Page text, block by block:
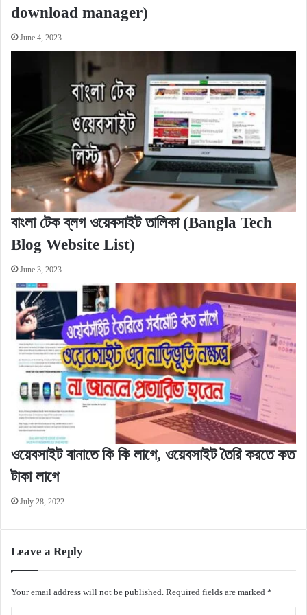
download manager)
June 4, 2023
বাংলা টেক ব্লগ ওয়েবসাইট তালিকা (Bangla Tech
Blog Website List)
June 3, 2023
ওয়েবসাইট বানাতে কি কি লাগে, ওয়েবসাইট তৈরি করতে কত
টাকা লাগে
July 28, 2022
Leave a Reply
Your email address will not be published. Required fields are marked *